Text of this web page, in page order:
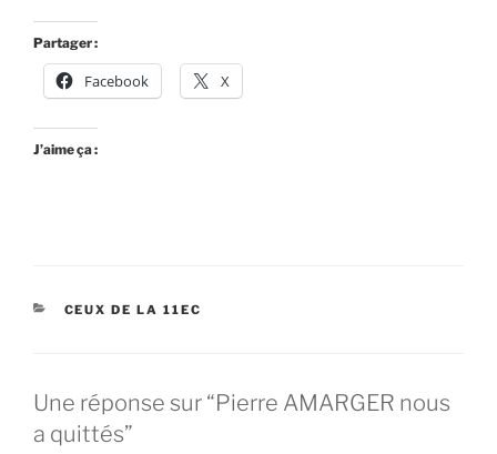
Partager :
Facebook X
J’aime ça :
CEUX DE LA 11EC
Une réponse sur “Pierre AMARGER nous
a quittés”